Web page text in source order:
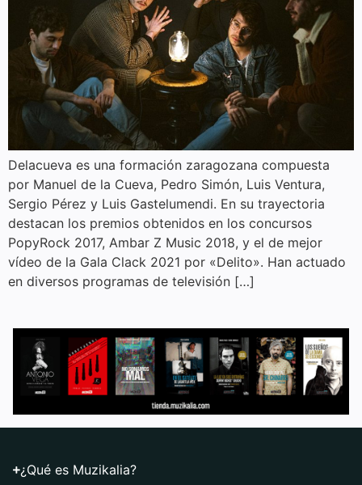
Delacueva es una formación zaragozana compuesta
por Manuel de la Cueva, Pedro Simón, Luis Ventura,
Sergio Pérez y Luis Gastelumendi. En su trayectoria
destacan los premios obtenidos en los concursos
PopyRock 2017, Ambar Z Music 2018, y el de mejor
vídeo de la Gala Clack 2021 por «Delito». Han actuado
en diversos programas de televisión […]
¿Qué es Muzikalia?